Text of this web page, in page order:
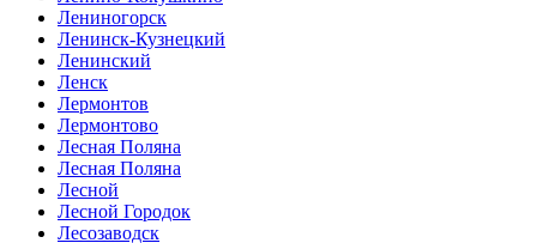
Лениногорск
Ленинск-Кузнецкий
Ленинский
Ленск
Лермонтов
Лермонтово
Лесная Поляна
Лесная Поляна
Лесной
Лесной Городок
Лесозаводск